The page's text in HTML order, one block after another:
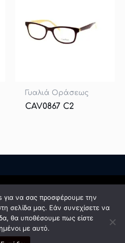
Γυαλιά Οράσεως
CAV0867 C2
F-orasis
by Giorgos Tsampatzidis
Δεδομένων
χρήσης
για να σας προσφέρουμε την
σελίδα μας. Εάν συνεχίσετε να
θα υποθέσουμε πως είστε
με αυτό.